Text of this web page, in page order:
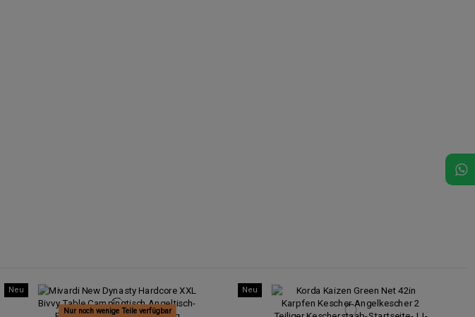
Neu
Nur noch wenige Teile verfügbar
Neu